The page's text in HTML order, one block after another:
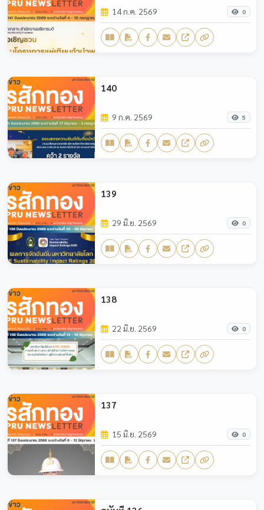
14 ก.ค. 2569 0
140
9 ก.ค. 2569 5
139
29 มิ.ย. 2569 0
138
22 มิ.ย. 2569 0
137
15 มิ.ย. 2569 0